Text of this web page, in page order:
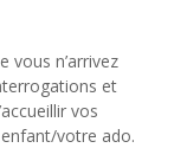
vous n’arrivez
et
vos
votre ado.